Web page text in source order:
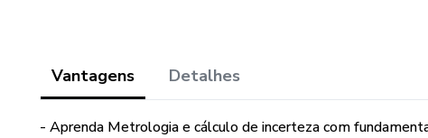
Vantagens Detalhes
- Aprenda Metrologia e cálculo de incerteza com